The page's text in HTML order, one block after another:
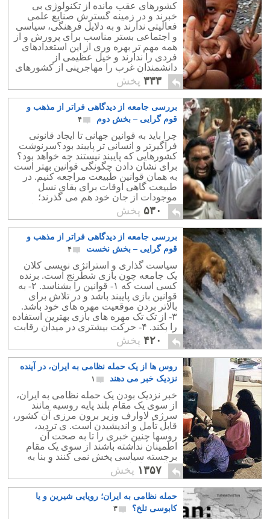
کشورهای عقب مانده از تکنولوژی بی
خبرند و در زمینه گسترش صنایع علمی
فعالیتی ندارند و به دلایل فرهنگی، سیاسی
و اجتماعی بستر مناسب برای پرورش و از
همه مهم تر بهره وری از این استعدادهای
فردی را ندارند و خیل عظیمی از
دانشمندان غرب را مهاجرینی از کشورهای
عقب افتاده تشکیل می دهند.
۳۳۳ پخش
بررسی جامعه از دیدگاهی فراتر از مذهب و
قوم گرایی – بخش دوم
۴
چرا باید به قوانین جهانی تا ایجاد قانونی
فراگیرتر و انسانی تر پایبند بود؟سرنوشت
کشورهایی که پایبند نیستند چه خواهد بود؟
برای نشان دادن چگونگی قوانین بهتر است
به همان قوانین طبیعت مراجعه کنیم. در
طبیعت گاهی اوقات برای بقای نسل
موجودات از جان خود هم می گذرند؛
قربانی منافع کوتاه مدت برای منافع بلند
مدت
۵۳۰ پخش
بررسی جامعه از دیدگاهی فراتر از مذهب و
قوم گرایی – بخش نخست
۴
سیاست گذاری و استراتژی نویسی کلان
یک جامعه چون بازی شطرنج است. برنده
کسی است که ۱- قوانین را بشناسد. ۲- به
قوانین بازی پایبند باشد و در تلاش برای
بالاتر بردن موقعیت مهره های خود باشد.
۳- از تک تک مهره های بازی بهترین استفاده
را بکند. ۴- حرکت بیشتری در میدان رقابت
جهانی ببیند.
۴۲۰ پخش
روس ها از یک حمله نظامی به ایران، در آینده
نزدیک خبر می دهند
۱
خبر نزدیک بودن یک حمله نظامی به ایران،
از سوی یک مقام بلند پایه روسیه مانند
سرژی لاوارف وزیر برون مرزی آن کشور،
قابل تأمل و اندیشیدن است. ی تردید،
روسها چنین خبری را تا به صحت آن
اطمینان نداشته باشند از سوی یک مقام
برجسته سیاسی پخش نمی کنند و بنا به
مثالی: «تا نباشد چیزیکی، مردم نگویند
چیزها».
۱۳۵۷ پخش
حمله نظامی به ایران؛ رویایی شیرین و یا
کابوسی تلخ؟
۳